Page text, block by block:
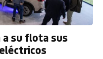
a su flota sus